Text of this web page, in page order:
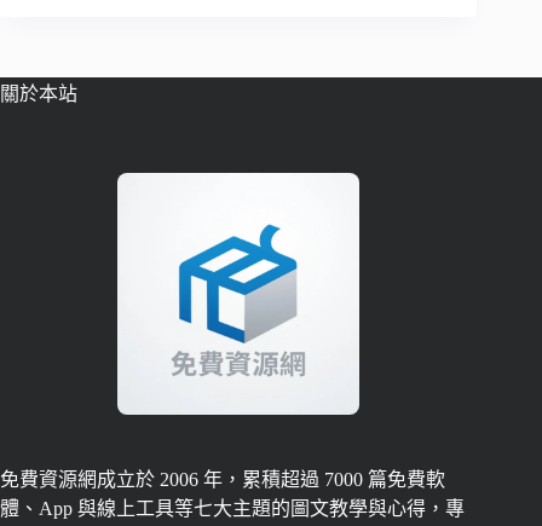
關於本站
免費資源網成立於 2006 年，累積超過 7000 篇免費軟
體、App 與線上工具等七大主題的圖文教學與心得，專